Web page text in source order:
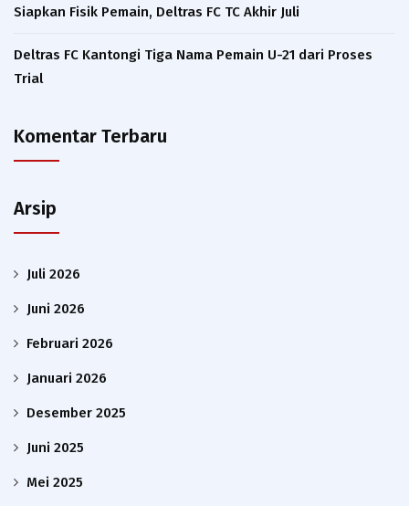
Siapkan Fisik Pemain, Deltras FC TC Akhir Juli
Deltras FC Kantongi Tiga Nama Pemain U-21 dari Proses
Trial ​
Komentar Terbaru
Arsip
Juli 2026
Juni 2026
Februari 2026
Januari 2026
Desember 2025
Juni 2025
Mei 2025